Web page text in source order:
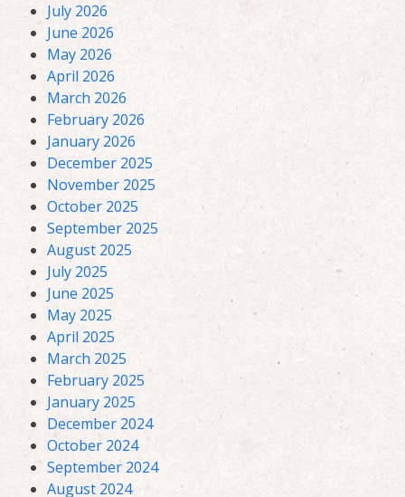
July 2026
June 2026
May 2026
April 2026
March 2026
February 2026
January 2026
December 2025
November 2025
October 2025
September 2025
August 2025
July 2025
June 2025
May 2025
April 2025
March 2025
February 2025
January 2025
December 2024
October 2024
September 2024
August 2024